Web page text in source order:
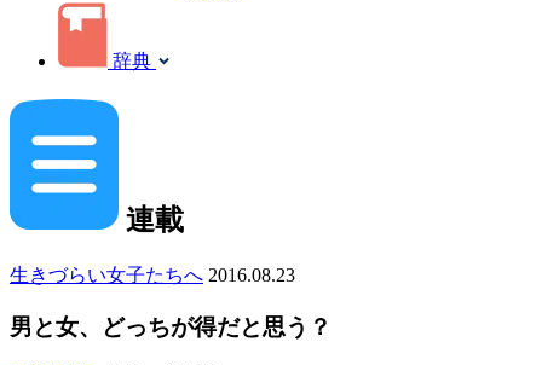
辞典
連載
生きづらい女子たちへ 2016.08.23
男と女、どっちが得だと思う？